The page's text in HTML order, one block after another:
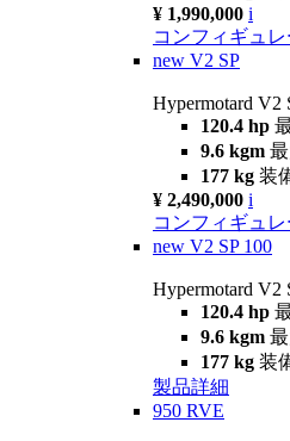
¥ 1,990,000 i
コンフィギュ
new V2 SP
Hypermotard V2
120.4 hp
9.6 kgm
177 kg 装
¥ 2,490,000 i
コンフィギュ
new V2 SP 100
Hypermotard V2
120.4 hp
9.6 kgm
177 kg 装
製品詳細
950 RVE